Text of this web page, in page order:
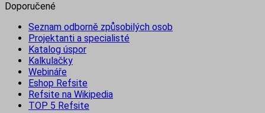
Doporučené
Seznam odborně způsobilých osob
Projektanti a specialisté
Katalog úspor
Kalkulačky
Webináře
Eshop Refsite
Refsite na Wikipedia
TOP 5 Refsite